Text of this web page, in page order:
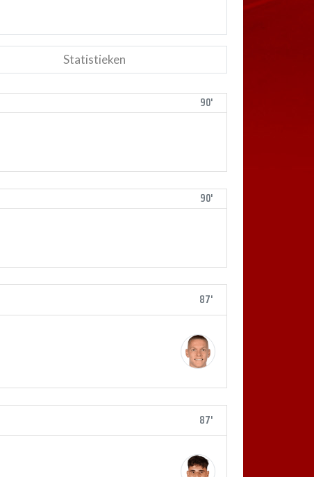
Statistieken
90'
90'
87'
87'